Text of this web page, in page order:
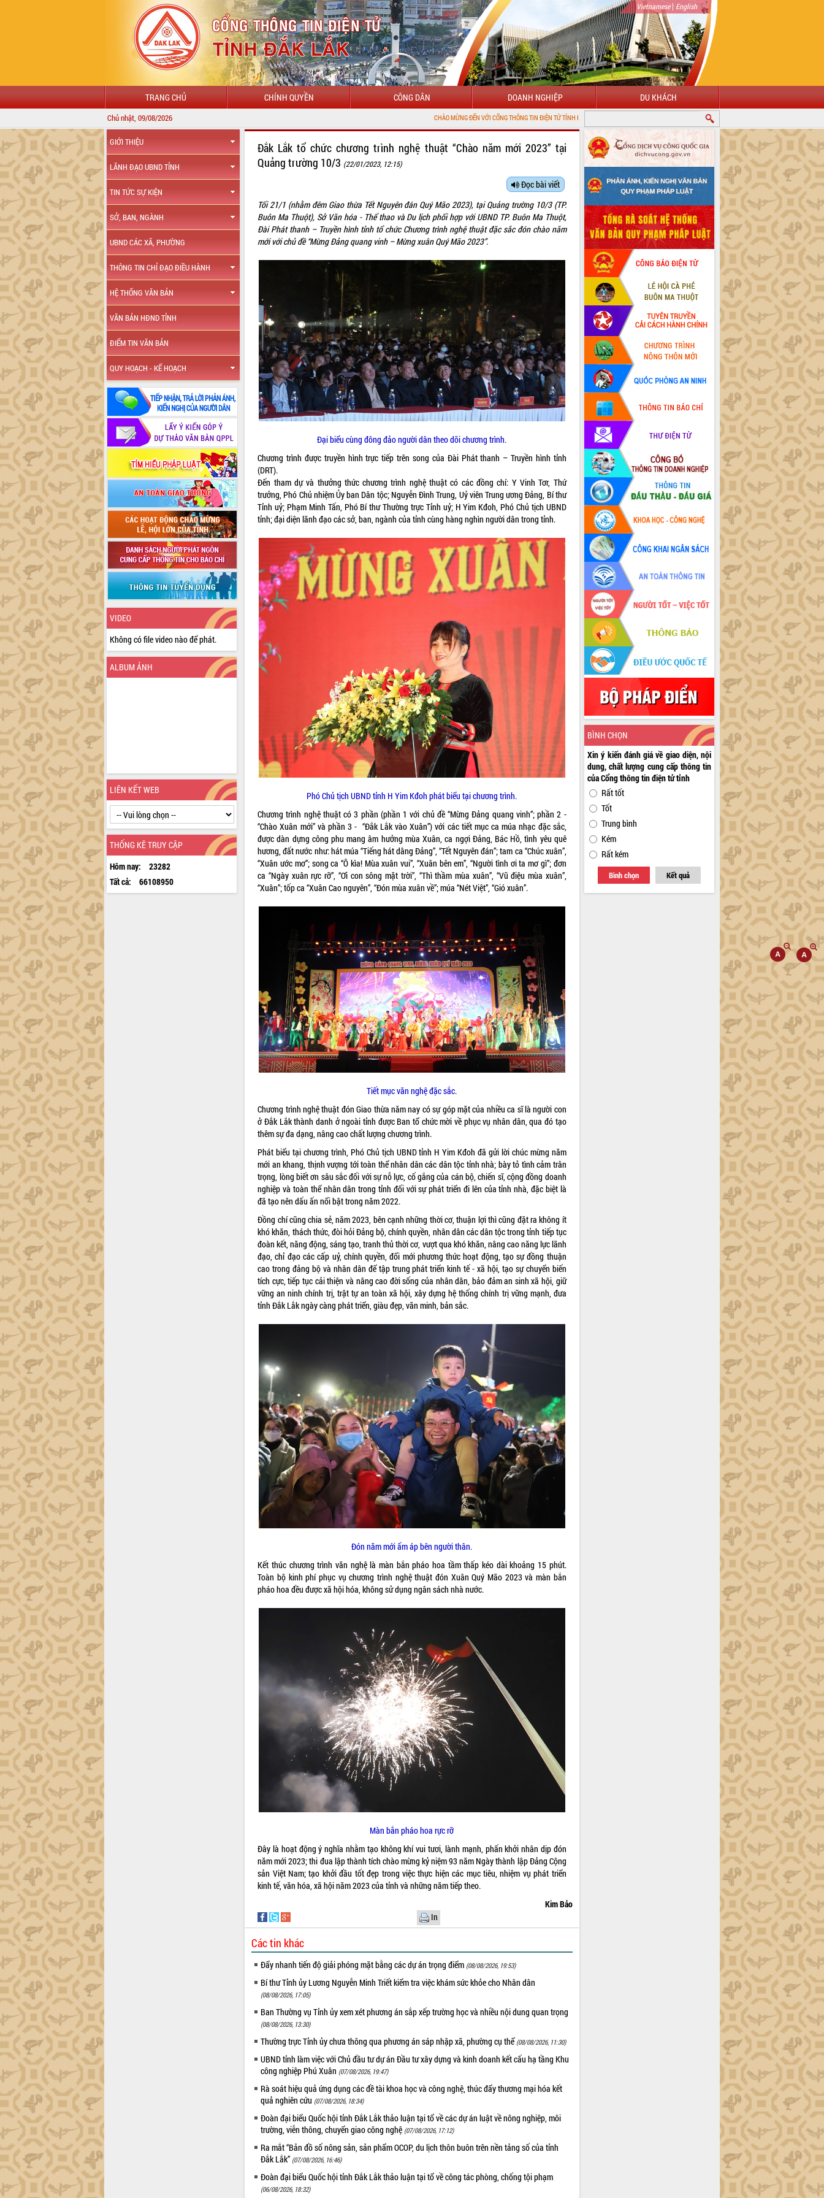
Vietnamese| English
TRANG CHỦ CHÍNH QUYỀN CÔNG DÂN DOANH NGHIỆP DU KHÁCH
Chủ nhật, 09/08/2026 CHÀO MỪNG ĐẾN VỚI CỔNG THÔNG TIN ĐIỆN TỬ TỈNH ĐẮK LẮK
GIỚI THIỆU
LÃNH ĐẠO UBND TỈNH
TIN TỨC SỰ KIỆN
SỞ, BAN, NGÀNH
UBND CÁC XÃ, PHƯỜNG
THÔNG TIN CHỈ ĐẠO ĐIỀU HÀNH
HỆ THỐNG VĂN BẢN
VĂN BẢN HĐND TỈNH
ĐIỂM TIN VĂN BẢN
QUY HOẠCH - KẾ HOẠCH
VIDEO
Không có file video nào để phát.
ALBUM ẢNH
LIÊN KẾT WEB
THỐNG KÊ TRUY CẬP
Hôm nay:
23282
Tất cả:
66108950
Đắk Lắk tổ chức chương trình nghệ thuật “Chào năm mới 2023” tại
Quảng trường 10/3 (22/01/2023, 12:15)
Đọc bài viết
Tối 21/1 (nhằm đêm Giao thừa Tết Nguyên đán Quý Mão 2023), tại Quảng trường 10/3 (TP.
Buôn Ma Thuột), Sở Văn hóa - Thể thao và Du lịch phối hợp với UBND TP. Buôn Ma Thuột,
Đài Phát thanh – Truyền hình tỉnh tổ chức Chương trình nghệ thuật đặc sắc đón chào năm
mới với chủ đề “Mừng Đảng quang vinh – Mừng xuân Quý Mão 2023”.
Đại biểu cùng đông đảo người dân theo dõi chương trình.
Chương trình được truyền hình trực tiếp trên song của Đài Phát thanh – Truyền hình tỉnh
(DRT).
Đến tham dự và thưởng thức chương trình nghệ thuật có các đồng chí: Y Vinh Tơr, Thứ
trưởng, Phó Chủ nhiệm Ủy ban Dân tộc; Nguyễn Đình Trung, Uỷ viên Trung ương Đảng, Bí thư
Tỉnh uỷ; Phạm Minh Tấn, Phó Bí thư Thường trực Tỉnh uỷ; H Yim Kđoh, Phó Chủ tịch UBND
tỉnh; đại diện lãnh đạo các sở, ban, ngành của tỉnh cùng hàng nghìn người dân trong tỉnh.
Phó Chủ tịch UBND tỉnh H Yim Kđoh phát biểu tại chương trình.
Chương trình nghệ thuật có 3 phần (phần 1 với chủ đề “Mừng Đảng quang vinh”; phần 2 -
“Chào Xuân mới” và phần 3 - “Đắk Lắk vào Xuân”) với các tiết mục ca múa nhạc đặc sắc,
được dàn dựng công phu mang âm hưởng mùa Xuân, ca ngợi Đảng, Bác Hồ, tình yêu quê
hương, đất nước như: hát múa “Tiếng hát dâng Đảng”, “Tết Nguyên đán”; tam ca “Chúc xuân”,
“Xuân ước mơ”; song ca “Ô kìa! Mùa xuân vui”, “Xuân bên em”, “Người tình ơi ta mơ gì”; đơn
ca “Ngày xuân rực rỡ”, “Ơi con sông mặt trời”, “Thì thầm mùa xuân”, “Vũ điệu mùa xuân”,
“Xuân”; tốp ca “Xuân Cao nguyên”, “Đón mùa xuân về”; múa “Nét Việt”, “Gió xuân”.
Tiết mục văn nghệ đặc sắc.
Chương trình nghệ thuật đón Giao thừa năm nay có sự góp mặt của nhiều ca sĩ là người con
ở Đắk Lắk thành danh ở ngoài tỉnh được Ban tổ chức mời về phục vụ nhân dân, qua đó tạo
thêm sự đa dạng, nâng cao chất lượng chương trình.
Phát biểu tại chương trình, Phó Chủ tịch UBND tỉnh H Yim Kđoh đã gửi lời chúc mừng năm
mới an khang, thịnh vượng tới toàn thể nhân dân các dân tộc tỉnh nhà; bày tỏ tình cảm trân
trọng, lòng biết ơn sâu sắc đối với sự nỗ lực, cố gắng của cán bộ, chiến sĩ, cộng đồng doanh
nghiệp và toàn thể nhân dân trong tỉnh đối với sự phát triển đi lên của tỉnh nhà, đặc biệt là
đã tạo nên dấu ấn nổi bật trong năm 2022.
Đồng chí cũng chia sẻ, năm 2023, bên cạnh những thời cơ, thuận lợi thì cũng đặt ra không ít
khó khăn, thách thức, đòi hỏi Đảng bộ, chính quyền, nhân dân các dân tộc trong tỉnh tiếp tục
đoàn kết, năng động, sáng tạo, tranh thủ thời cơ, vượt qua khó khăn, nâng cao năng lực lãnh
đạo, chỉ đạo các cấp uỷ, chính quyền, đổi mới phương thức hoạt động, tạo sự đồng thuận
cao trong đảng bộ và nhân dân để tập trung phát triển kinh tế - xã hội, tạo sự chuyển biến
tích cực, tiếp tục cải thiện và nâng cao đời sống của nhân dân, bảo đảm an sinh xã hội, giữ
vững an ninh chính trị, trật tự an toàn xã hội, xây dựng hệ thống chính trị vững mạnh, đưa
tỉnh Đắk Lắk ngày càng phát triển, giàu đẹp, văn minh, bản sắc.
Đón năm mới ấm áp bên người thân.
Kết thúc chương trình văn nghệ là màn bắn pháo hoa tầm thấp kéo dài khoảng 15 phút.
Toàn bộ kinh phí phục vụ chương trình nghệ thuật đón Xuân Quý Mão 2023 và màn bắn
pháo hoa đều được xã hội hóa, không sử dụng ngân sách nhà nước.
Màn bắn pháo hoa rực rỡ
Đây là hoạt động ý nghĩa nhằm tạo không khí vui tươi, lành mạnh, phấn khởi nhân dịp đón
năm mới 2023; thi đua lập thành tích chào mừng kỷ niệm 93 năm Ngày thành lập Đảng Cộng
sản Việt Nam; tạo khởi đầu tốt đẹp trong việc thực hiện các mục tiêu, nhiệm vụ phát triển
kinh tế, văn hóa, xã hội năm 2023 của tỉnh và những năm tiếp theo.
Kim Bảo
In
Các tin khác
Đẩy nhanh tiến độ giải phóng mặt bằng các dự án trọng điểm (08/08/2026, 19:53)
Bí thư Tỉnh ủy Lương Nguyễn Minh Triết kiểm tra việc khám sức khỏe cho Nhân dân
(08/08/2026, 17:05)
Ban Thường vụ Tỉnh ủy xem xét phương án sắp xếp trường học và nhiều nội dung quan trọng
(08/08/2026, 13:30)
Thường trực Tỉnh ủy chưa thông qua phương án sáp nhập xã, phường cụ thể (08/08/2026, 11:30)
UBND tỉnh làm việc với Chủ đầu tư dự án Đầu tư xây dựng và kinh doanh kết cấu hạ tầng Khu
công nghiệp Phú Xuân (07/08/2026, 19:47)
Rà soát hiệu quả ứng dụng các đề tài khoa học và công nghệ, thúc đẩy thương mại hóa kết
quả nghiên cứu (07/08/2026, 18:34)
Đoàn đại biểu Quốc hội tỉnh Đắk Lắk thảo luận tại tổ về các dự án luật về nông nghiệp, môi
trường, viễn thông, chuyển giao công nghệ (07/08/2026, 17:12)
Ra mắt “Bản đồ số nông sản, sản phẩm OCOP, du lịch thôn buôn trên nền tảng số của tỉnh
Đắk Lắk” (07/08/2026, 16:46)
Đoàn đại biểu Quốc hội tỉnh Đắk Lắk thảo luận tại tổ về công tác phòng, chống tội phạm
(06/08/2026, 18:32)
BÌNH CHỌN
Xin ý kiến đánh giá về giao diện, nội
dung, chất lượng cung cấp thông tin
của Cổng thông tin điện tử tỉnh
Rất tốt
Tốt
Trung bình
Kém
Rất kém
Bình chọn Kết quả